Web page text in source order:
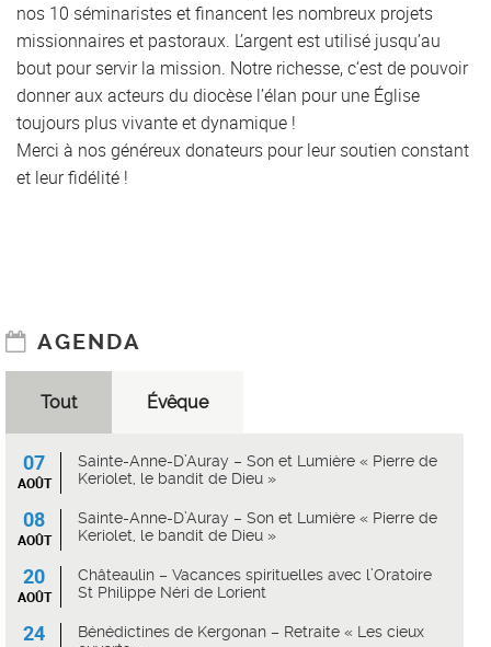
nos 10 séminaristes et financent les nombreux projets
missionnaires et pastoraux. L’argent est utilisé jusqu’au
bout pour servir la mission. Notre richesse, c‘est de pouvoir
donner aux acteurs du diocèse l’élan pour une Église
toujours plus vivante et dynamique !
Merci à nos généreux donateurs pour leur soutien constant
et leur fidélité !
AGENDA
Tout Évêque
07
AOÛT
Sainte-Anne-D’Auray – Son et Lumière « Pierre de
Keriolet, le bandit de Dieu »
08
AOÛT
Sainte-Anne-D’Auray – Son et Lumière « Pierre de
Keriolet, le bandit de Dieu »
20
AOÛT
Châteaulin – Vacances spirituelles avec l’Oratoire
St Philippe Néri de Lorient
24
Bénédictines de Kergonan – Retraite « Les cieux